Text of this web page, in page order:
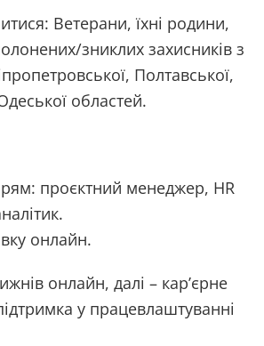
Ветерани, їхні родини,
зниклих захисників з
Полтавської,
областей.
проєктний менеджер, HR
онлайн.
онлайн, далі – кар’єрне
у працевлаштуванні